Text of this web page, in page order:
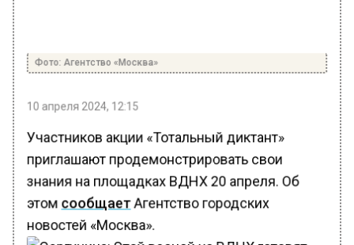
Фото: Агентство «Москва»
10 апреля 2024, 12:15
Участников акции «Тотальный диктант»
приглашают продемонстрировать свои
знания на площадках ВДНХ 20 апреля. Об
этом сообщаетАгентство городских
новостей «Москва».